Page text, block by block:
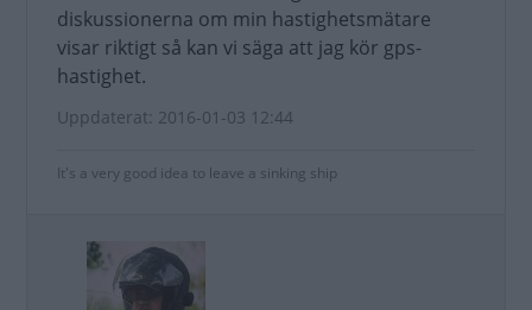
diskussionerna om min hastighetsmätare
visar riktigt så kan vi säga att jag kör gps-
hastighet.
Uppdaterat: 2016-01-03 12:44
It's a very good idea to leave a sinking ship